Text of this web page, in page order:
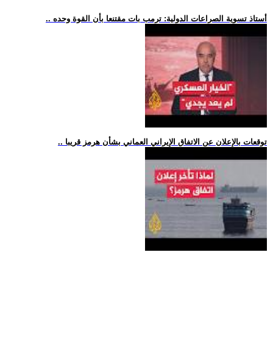
.. أستاذ تسوية الصراعات الدولية: ترمب بات مقتنعا بأن القوة وحده
.. توقعات بالإعلان عن الاتفاق الإيراني العماني بشأن هرمز قريبا